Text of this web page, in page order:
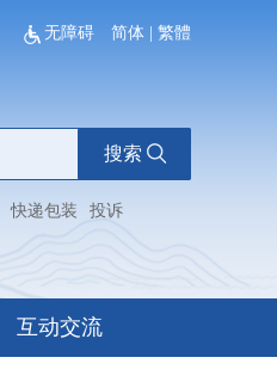
无障碍 简体 繁體
搜索
快递包装 投诉
互动交流